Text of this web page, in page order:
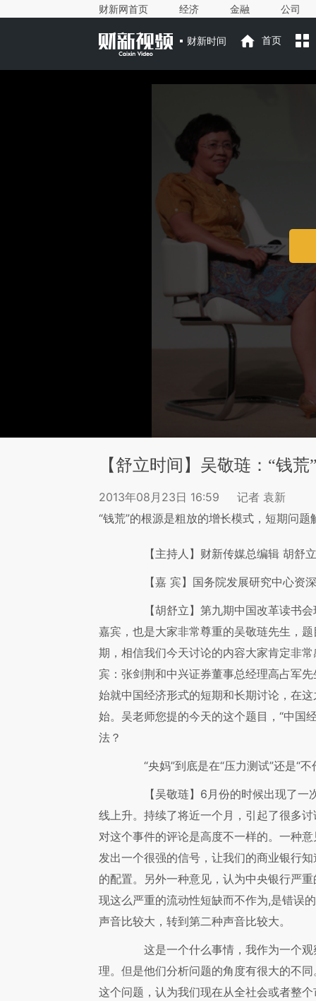
财新网首页 经济 金融 公司
财新时间 首页
【舒立时间】吴敬琏：“钱荒
2013年08月23日 16:59
记者 袁新
“钱荒”的根源是粗放的增长模式，短期问
【主持人】 财新传媒总编辑 胡舒立
【嘉 宾】 国务院发展研究中心资
【胡舒立】 第九期中国改革读书
嘉宾，也是大家非常尊重的吴敬琏先生，
期，相信我们今天讨论的内容大家肯定非
宾：张剑荆和中兴证券董事总经理高占军
始就中国经济形式的短期和长期讨论，在
始。吴老师您提的今天的这个题目，“中国
法？
“央妈”到底是在“压力测试”还是“不
【吴敬琏】 6月份的时候出现了一
线上升。持续了将近一个月，引起了很多
对这个事件的评论是高度不一样的。一种
发出一个很强的信号，让我们的商业银行
的配置。另外一种意见，认为中央银行严
现这么严重的流动性短缺而不作为,是错误
声音比较大，转到第二种声音比较大。
这是一个什么事情，我作为一个观
理。但是他们分析问题的角度有很大的不
这个问题，认为我们现在从全社会或者整